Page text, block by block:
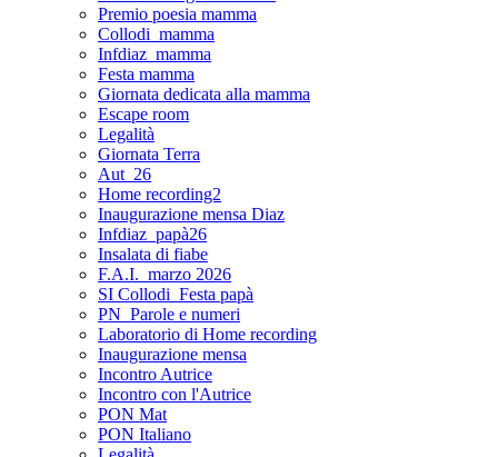
Premio poesia mamma
Collodi_mamma
Infdiaz_mamma
Festa mamma
Giornata dedicata alla mamma
Escape room
Legalità
Giornata Terra
Aut_26
Home recording2
Inaugurazione mensa Diaz
Infdiaz_papà26
Insalata di fiabe
F.A.I._marzo 2026
SI Collodi_Festa papà
PN_Parole e numeri
Laboratorio di Home recording
Inaugurazione mensa
Incontro Autrice
Incontro con l'Autrice
PON Mat
PON Italiano